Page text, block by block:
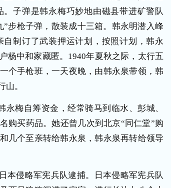
子弹是韩永梅巧妙地由磁县带进矿警队
步枪子弹，散装成十三箱。韩永明潜入峰
制订了武装押运计划，按照计划，韩永
杨中和家藏匿。 1940年夏秋之际，太行五
个手枪班，一天夜晚，由韩永泉带领，韩
。
永梅自筹资金，经常骑马到临水、彭城、
购买药品。她还曾几次到北京“同仁堂”购
几个至亲转给韩永泉，韩永泉再转给领导
本侵略军宪兵队逮捕。日本侵略军宪兵队